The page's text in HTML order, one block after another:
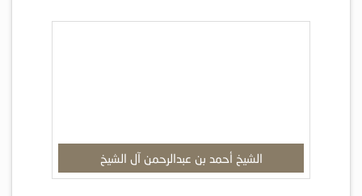
الشيخ أحمد بن عبدالرحمن آل الشيخ